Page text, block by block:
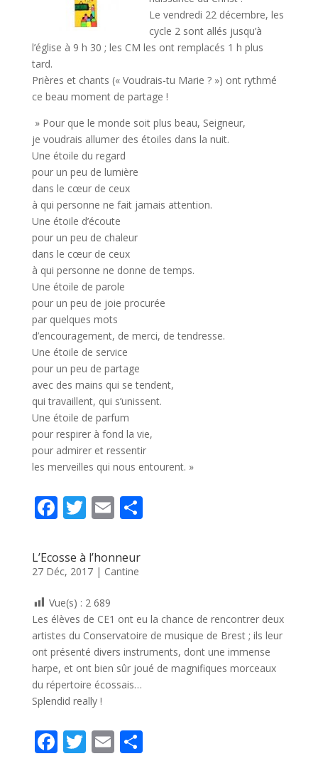
Le vendredi 22 décembre, les
cycle 2 sont allés jusqu’à
l’église à 9 h 30 ; les CM les ont remplacés 1 h plus
tard.
Prières et chants (« Voudrais-tu Marie ? ») ont rythmé
ce beau moment de partage !
» Pour que le monde soit plus beau, Seigneur,
je voudrais allumer des étoiles dans la nuit.
Une étoile du regard
pour un peu de lumière
dans le cœur de ceux
à qui personne ne fait jamais attention.
Une étoile d’écoute
pour un peu de chaleur
dans le cœur de ceux
à qui personne ne donne de temps.
Une étoile de parole
pour un peu de joie procurée
par quelques mots
d’encouragement, de merci, de tendresse.
Une étoile de service
pour un peu de partage
avec des mains qui se tendent,
qui travaillent, qui s’unissent.
Une étoile de parfum
pour respirer à fond la vie,
pour admirer et ressentir
les merveilles qui nous entourent. »
F
e
b
o
o
k
T
itt
er
E
ai
l
P
L’Ecosse à l’honneur
27 Déc, 2017| Cantine
Vue(s) : 2 689
Les élèves de CE1 ont eu la chance de rencontrer deux
artistes du Conservatoire de musique de Brest ; ils leur
ont présenté divers instruments, dont une immense
harpe, et ont bien sûr joué de magnifiques morceaux
du répertoire écossais…
Splendid really !
F T E P